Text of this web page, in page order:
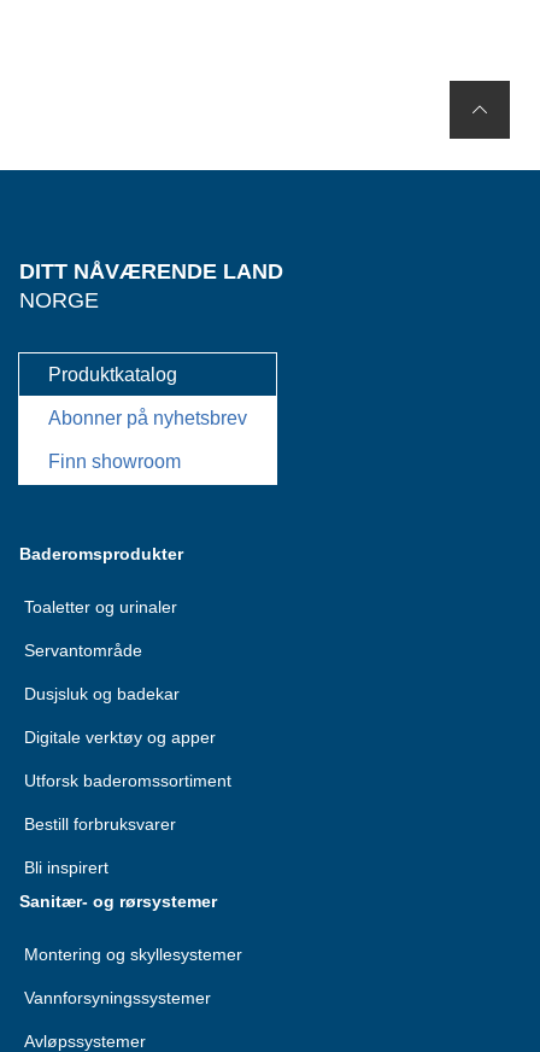
DITT NÅVÆRENDE LAND
NORGE
Produktkatalog
Abonner på nyhetsbrev
Finn showroom
Baderomsprodukter
Toaletter og urinaler
Servantområde
Dusjsluk og badekar
Digitale verktøy og apper
Utforsk baderomssortiment
Bestill forbruksvarer
Bli inspirert
Sanitær- og rørsystemer
Montering og skyllesystemer
Vannforsyningssystemer
Avløpssystemer